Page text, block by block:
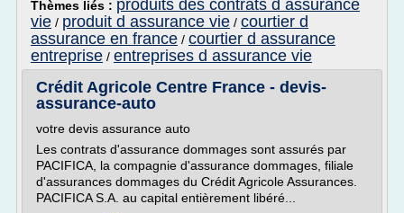
Thèmes liés : produits des contrats d assurance
vie / produit d assurance vie / courtier d
assurance en france / courtier d assurance
entreprise / entreprises d assurance vie
Crédit Agricole Centre France - devis-
assurance-auto
votre devis assurance auto
Les contrats d'assurance dommages sont assurés par
PACIFICA, la compagnie d'assurance dommages, filiale
d'assurances dommages du Crédit Agricole Assurances.
PACIFICA S.A. au capital entièrement libéré...